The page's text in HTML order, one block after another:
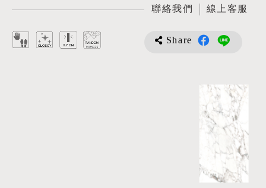
聯絡我們 線上客服
Share